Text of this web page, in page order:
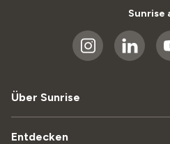
Sunrise
Über Sunrise
Entdecken